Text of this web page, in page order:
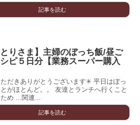
記事を読む
とりさま】主婦のぼっち飯/昼ご
ピ５日分【業務スーパー購入
だきありがとうございます✳︎ 平日はぼっ
がほとんど。。 友達とランチへ行くこと
め ...関連...
記事を読む